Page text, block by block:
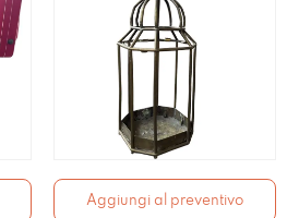
Aggiungi al preventivo